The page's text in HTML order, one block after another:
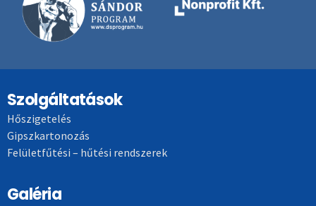
Szolgáltatások
Hőszigetelés
Gipszkartonozás
Felületfűtési – hűtési rendszerek
Galéria